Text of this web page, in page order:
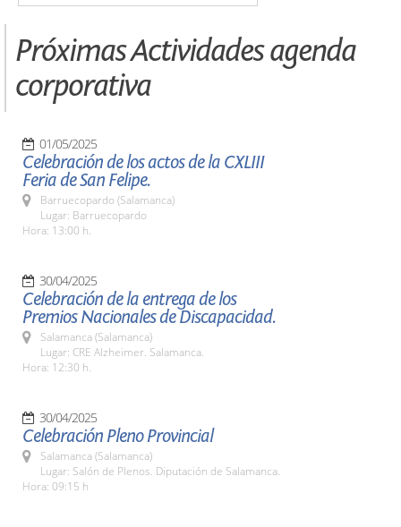
Próximas Actividades agenda
corporativa
01/05/2025
Celebración de los actos de la CXLIII
Feria de San Felipe.
Barruecopardo (Salamanca)
Lugar: Barruecopardo
Hora: 13:00 h.
30/04/2025
Celebración de la entrega de los
Premios Nacionales de Discapacidad.
Salamanca (Salamanca)
Lugar: CRE Alzheimer. Salamanca.
Hora: 12:30 h.
30/04/2025
Celebración Pleno Provincial
Salamanca (Salamanca)
Lugar: Salón de Plenos. Diputación de Salamanca.
Hora: 09:15 h